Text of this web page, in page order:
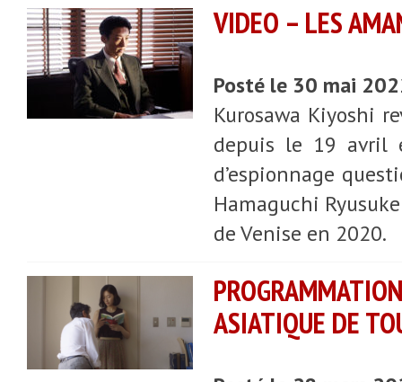
VIDEO – LES
Posté le 30 mai
Kurosawa Kiyoshi
depuis le 19 avril
d’espionnage
Hamaguchi
de Venise en 2020.
ASIATIQUE DE